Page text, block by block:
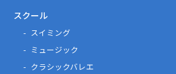
スクール
スイミング
ミュージック
クラシックバレエ